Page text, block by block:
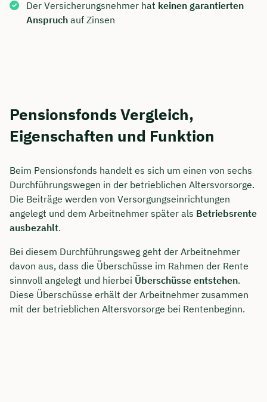
Der Versicherungsnehmer hat keinen garantierten
Anspruch auf Zinsen
Pensionsfonds Vergleich,
Eigenschaften und Funktion
Beim Pensionsfonds handelt es sich um einen von sechs
Durchführungswegen in der betrieblichen Altersvorsorge.
Die Beiträge werden von Versorgungseinrichtungen
angelegt und dem Arbeitnehmer später als Betriebsrente
ausbezahlt.
Bei diesem Durchführungsweg geht der Arbeitnehmer
davon aus, dass die Überschüsse im Rahmen der Rente
sinnvoll angelegt und hierbei Überschüsse entstehen.
Diese Überschüsse erhält der Arbeitnehmer zusammen
mit der betrieblichen Altersvorsorge bei Rentenbeginn.